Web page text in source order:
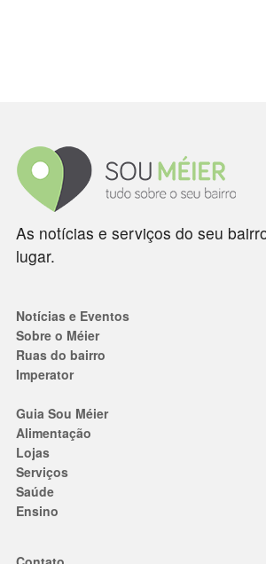
As notícias e serviços do seu
lugar.
Notícias e Eventos
Sobre o Méier
Ruas do bairro
Imperator
Guia Sou Méier
Alimentação
Lojas
Serviços
Saúde
Ensino